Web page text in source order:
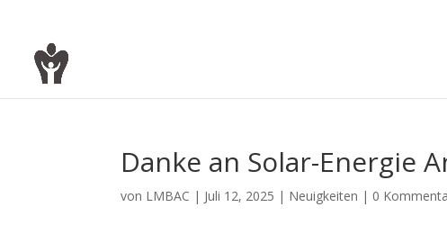
Danke an Solar-Energie
von LMBAC | Juli 12, 2025 | Neuigkeiten | 0